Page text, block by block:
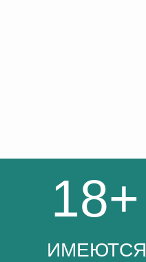
ИМЕЮТСЯ
18+